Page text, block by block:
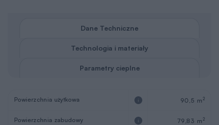
Dane Techniczne
Technologia i materiały
Parametry cieplne
Powierzchnia użytkowa 90,5 m2
Powierzchnia zabudowy 79,83 m2